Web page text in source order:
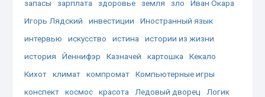
запасы
зарплата здоровье земля зло
Иван Окара
Игорь Лядский
инвестиции
Иностранный язык
интервью
искусство истина
истории из жизни
история
Йеннифэр Казначей картошка
Кекало
Кихот
климат компромат
Компьютерные игры
конспект
космос красота Ледовый дворец
Логик